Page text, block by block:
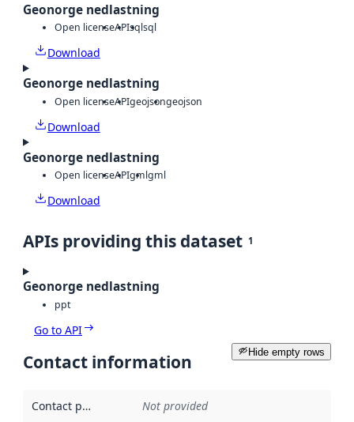
Geonorge nedlastning
Open licenseAPIsqlsql
Download
Geonorge nedlastning
Open licenseAPIgeojsongeojson
Download
Geonorge nedlastning
Open licenseAPIgmlgml
Download
APIs providing this dataset 1
Geonorge nedlastning
ppt
Go to API
Hide empty rows
Contact information
Contact point Not provided